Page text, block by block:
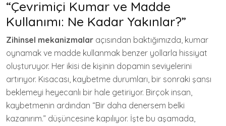
“Çevrimiçi Kumar ve Madde
Kullanımı: Ne Kadar Yakınlar?”
Zihinsel mekanizmalar açısından baktığımızda, kumar
oynamak ve madde kullanmak benzer yollarla hissiyat
oluşturuyor. Her ikisi de kişinin dopamin seviyelerini
artırıyor. Kısacası, kaybetme durumları, bir sonraki şansı
beklemeyi heyecanlı bir hale getiriyor. Birçok insan,
kaybetmenin ardından “Bir daha denersem belki
kazanırım.” düşüncesine kapılıyor. İşte bu aşamada,